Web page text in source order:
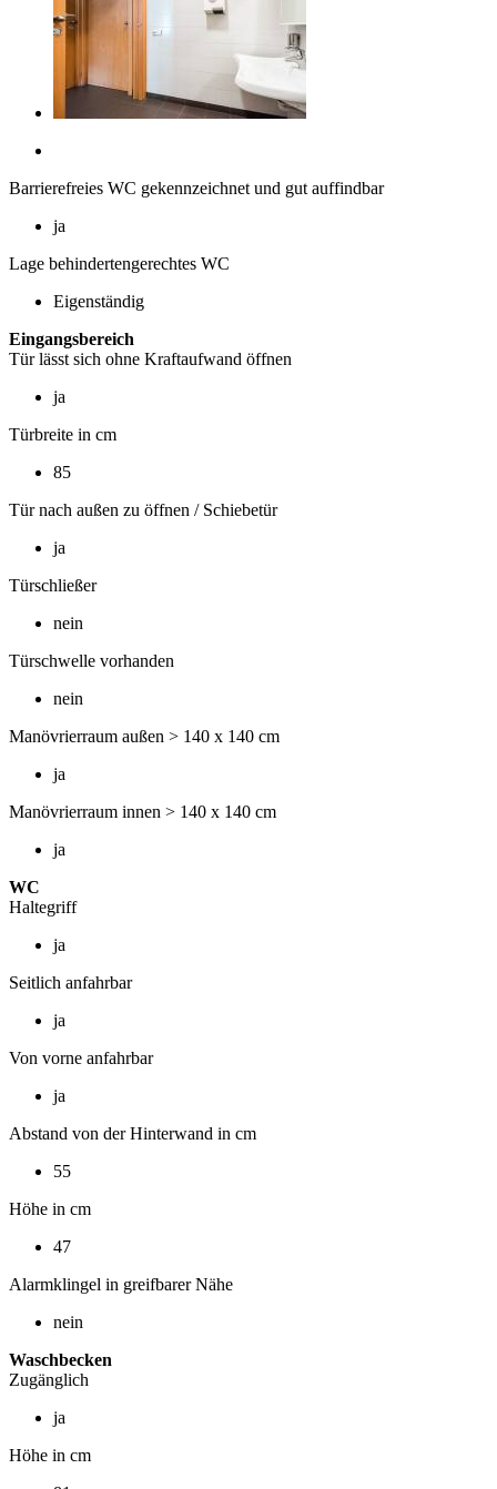
Barrierefreies WC gekennzeichnet und gut auffindbar
ja
Lage behindertengerechtes WC
Eigenständig
Eingangsbereich
Tür lässt sich ohne Kraftaufwand öffnen
ja
Türbreite in cm
85
Tür nach außen zu öffnen / Schiebetür
ja
Türschließer
nein
Türschwelle vorhanden
nein
Manövrierraum außen > 140 x 140 cm
ja
Manövrierraum innen > 140 x 140 cm
ja
WC
Haltegriff
ja
Seitlich anfahrbar
ja
Von vorne anfahrbar
ja
Abstand von der Hinterwand in cm
55
Höhe in cm
47
Alarmklingel in greifbarer Nähe
nein
Waschbecken
Zugänglich
ja
Höhe in cm